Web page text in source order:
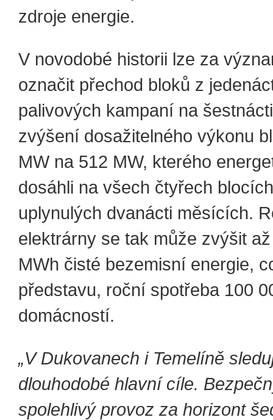
zdroje energie.
V novodobé historii lze za
označit přechod bloků z
palivových kampaní na
zvýšení dosažitelného výkonu
MW na 512 MW, kterého
dosáhli na všech čtyřech
uplynulých dvanácti měsících.
elektrárny se tak může zvýšit
MWh čisté bezemisní energie,
představu, roční spotřeba 100
domácností.
„V Dukovanech i Temelíně
dlouhodobé hlavní cíle.
spolehlivý provoz za horizont